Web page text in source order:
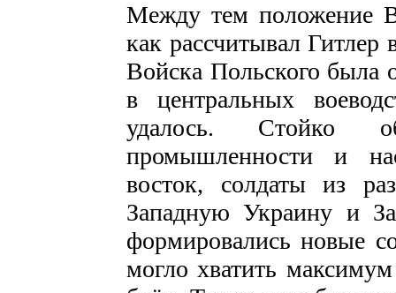
Между тем положение
как рассчитывал Гитлер
Войска Польского была
в центральных
удалось. Стойко
промышленности и
восток, солдаты из
Западную Украину и
формировались новые
могло хватить